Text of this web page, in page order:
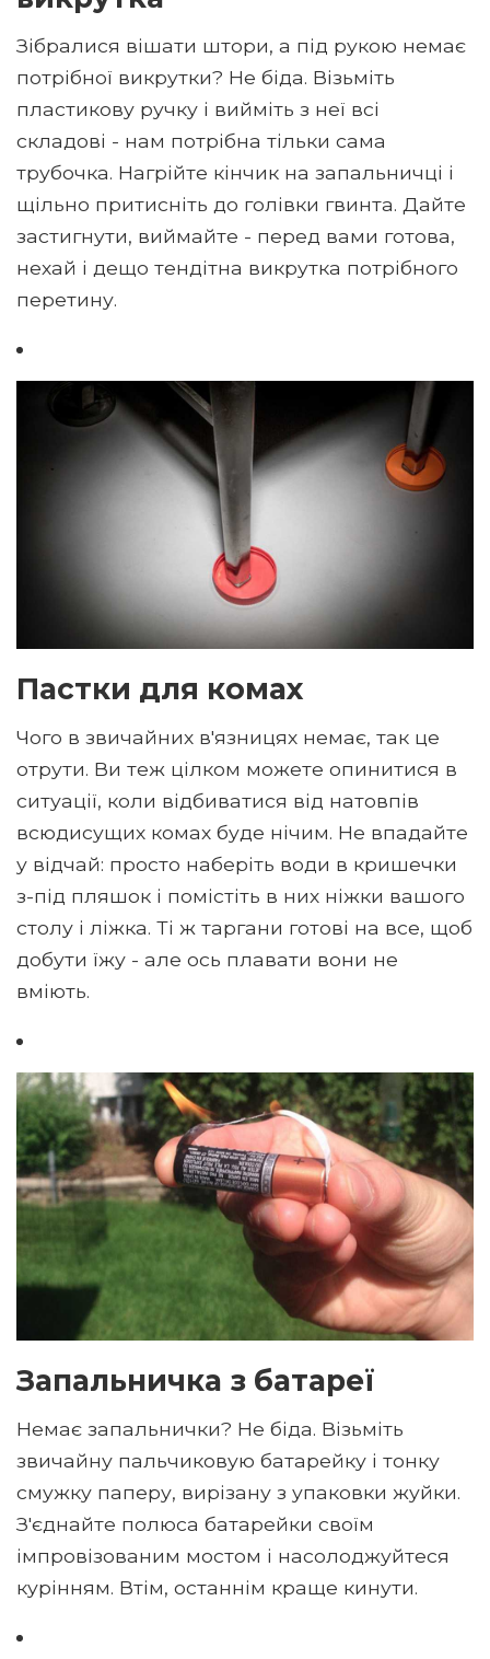
Зібралися вішати штори, а під рукою немає
потрібної викрутки? Не біда. Візьміть
пластикову ручку і вийміть з неї всі
складові - нам потрібна тільки сама
трубочка. Нагрійте кінчик на запальничці і
щільно притисніть до голівки гвинта. Дайте
застигнути, виймайте - перед вами готова,
нехай і дещо тендітна викрутка потрібного
перетину.
Пастки для комах
Чого в звичайних в'язницях немає, так це
отрути. Ви теж цілком можете опинитися в
ситуації, коли відбиватися від натовпів
всюдисущих комах буде нічим. Не впадайте
у відчай: просто наберіть води в кришечки
з-під пляшок і помістіть в них ніжки вашого
столу і ліжка. Ті ж таргани готові на все, щоб
добути їжу - але ось плавати вони не
вміють.
Запальничка з батареї
Немає запальнички? Не біда. Візьміть
звичайну пальчиковую батарейку і тонку
смужку паперу, вирізану з упаковки жуйки.
З'єднайте полюса батарейки своїм
імпровізованим мостом і насолоджуйтеся
курінням. Втім, останнім краще кинути.